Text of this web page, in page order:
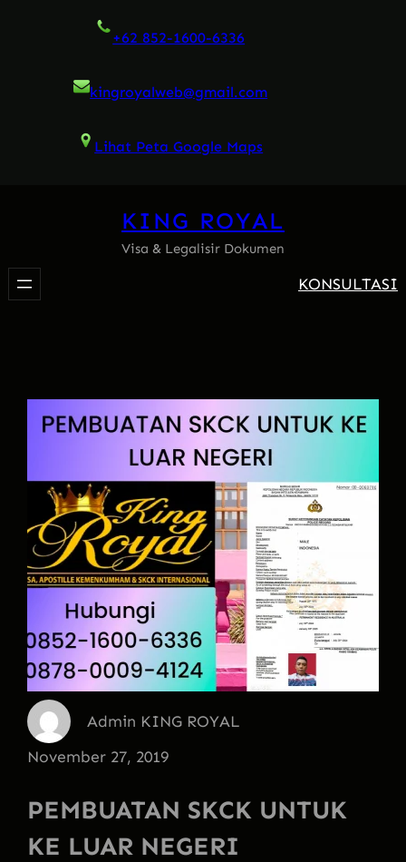
+62 852-1600-6336
kingroyalweb@gmail.com
Lihat Peta Google Maps
KING ROYAL
Visa & Legalisir Dokumen
KONSULTASI
Admin KING ROYAL
November 27, 2019
PEMBUATAN SKCK UNTUK
KE LUAR NEGERI